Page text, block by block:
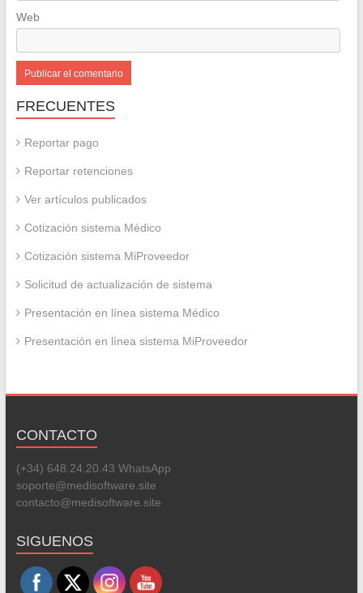
Web
FRECUENTES
Reportar pago
Reportar retenciones
Ver artículos publicados
Cotización sistema Médico
Cotización sistema MiProveedor
Solicitud de actualización de sistema
Presentación en línea sistema Médico
Presentación en línea sistema MiProveedor
CONTACTO
(+34) 648.24.20.43 WhatsApp
soporte@medisoftware.site
contacto@medisoftware.site
SIGUENOS